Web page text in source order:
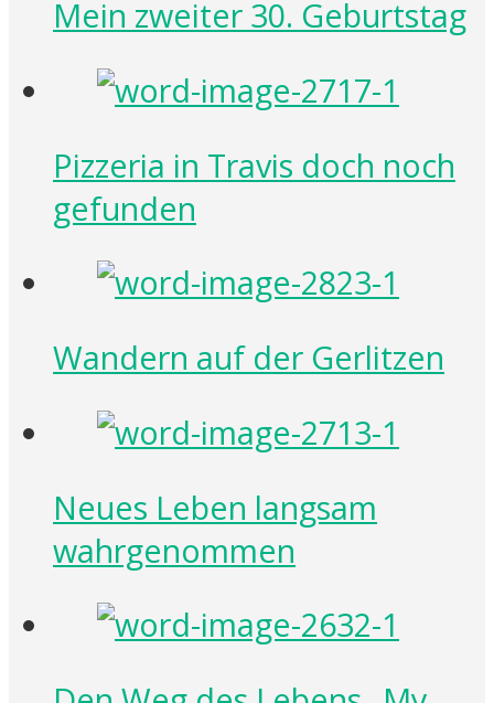
Mein zweiter 30. Geburtstag
Pizzeria in Travis doch noch
gefunden
Wandern auf der Gerlitzen
Neues Leben langsam
wahrgenommen